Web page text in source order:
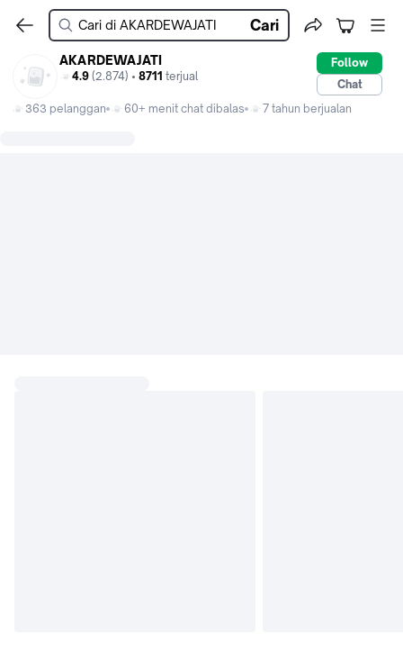
Cari
AKARDEWAJATI
4.9 (2.874) • 8711 terjual
Follow
Chat
363 pelanggan
60+ menit chat dibalas 7 tahun berjualan